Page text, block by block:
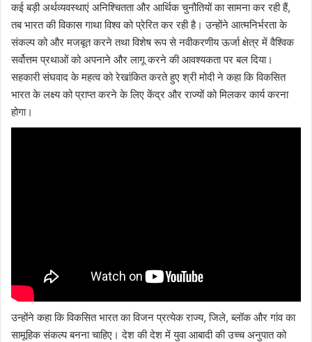
कई बड़ी अर्थव्यवस्थाएं अनिश्चितता और आर्थिक चुनौतियों का सामना कर रही हैं,
तब भारत की विकास गाथा विश्व को प्रेरित कर रही है। उन्होंने आत्मनिर्भरता के
संकल्प को और मजबूत करने तथा विशेष रूप से नवीकरणीय ऊर्जा क्षेत्र में वैश्विक
सर्वोत्तम प्रथाओं को अपनाने और लागू करने की आवश्यकता पर बल दिया।
सहकारी संघवाद के महत्व को रेखांकित करते हुए श्री मोदी ने कहा कि विकसित
भारत के लक्ष्य को प्राप्त करने के लिए केंद्र और राज्यों को मिलकर कार्य करना
होगा।
उन्होंने कहा कि विकसित भारत का विजन प्रत्येक राज्य, जिले, ब्लॉक और गांव का
सामूहिक संकल्प बनना चाहिए। देश की देश में युवा आबादी की उच्च अनुपात को